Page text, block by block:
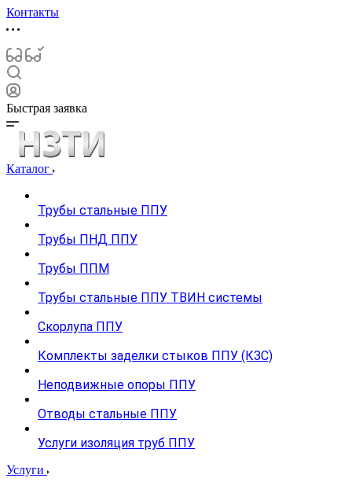
Контакты
Быстрая заявка
Каталог
Трубы стальные ППУ
Трубы ПНД ППУ
Трубы ППМ
Трубы стальные ППУ ТВИН системы
Скорлупа ППУ
Комплекты заделки стыков ППУ (КЗС)
Неподвижные опоры ППУ
Отводы стальные ППУ
Услуги изоляция труб ППУ
Услуги